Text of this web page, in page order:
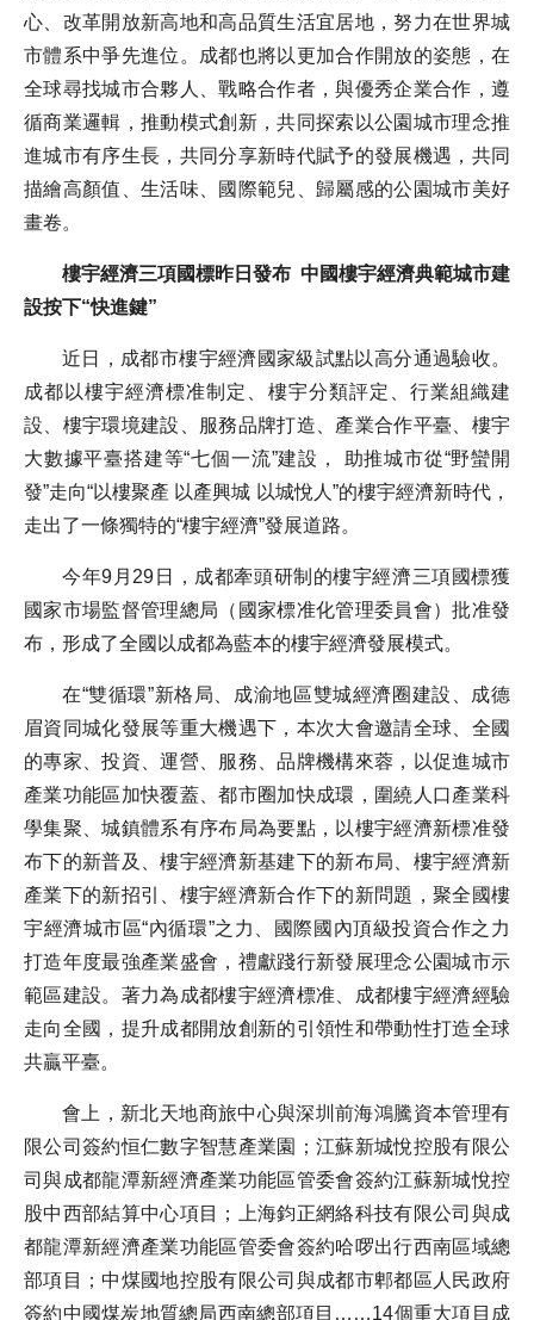
心、改革開放新高地和高品質生活宜居地，努力在世界城
市體系中爭先進位。成都也將以更加合作開放的姿態，在
全球尋找城市合夥人、戰略合作者，與優秀企業合作，遵
循商業邏輯，推動模式創新，共同探索以公園城市理念推
進城市有序生長，共同分享新時代賦予的發展機遇，共同
描繪高顏值、生活味、國際範兒、歸屬感的公園城市美好
畫卷。
樓宇經濟三項國標昨日發布 中國樓宇經濟典範城市建
設按下“快進鍵”
近日，成都市樓宇經濟國家級試點以高分通過驗收。
成都以樓宇經濟標准制定、樓宇分類評定、行業組織建
設、樓宇環境建設、服務品牌打造、產業合作平臺、樓宇
大數據平臺搭建等“七個一流”建設， 助推城市從“野蠻開
發”走向“以樓聚產 以產興城 以城悅人”的樓宇經濟新時代，
走出了一條獨特的“樓宇經濟”發展道路。
今年9月29日，成都牽頭研制的樓宇經濟三項國標獲
國家市場監督管理總局（國家標准化管理委員會）批准發
布，形成了全國以成都為藍本的樓宇經濟發展模式。
在“雙循環”新格局、成渝地區雙城經濟圈建設、成德
眉資同城化發展等重大機遇下，本次大會邀請全球、全國
的專家、投資、運營、服務、品牌機構來蓉，以促進城市
產業功能區加快覆蓋、都市圈加快成環，圍繞人口產業科
學集聚、城鎮體系有序布局為要點，以樓宇經濟新標准發
布下的新普及、樓宇經濟新基建下的新布局、樓宇經濟新
產業下的新招引、樓宇經濟新合作下的新問題，聚全國樓
宇經濟城市區“內循環”之力、國際國內頂級投資合作之力
打造年度最強產業盛會，禮獻踐行新發展理念公園城市示
範區建設。著力為成都樓宇經濟標准、成都樓宇經濟經驗
走向全國，提升成都開放創新的引領性和帶動性打造全球
共贏平臺。
會上，新北天地商旅中心與深圳前海鴻騰資本管理有
限公司簽約恒仁數字智慧產業園；江蘇新城悅控股有限公
司與成都龍潭新經濟產業功能區管委會簽約江蘇新城悅控
股中西部結算中心項目；上海鈞正網絡科技有限公司與成
都龍潭新經濟產業功能區管委會簽約哈啰出行西南區域總
部項目；中煤國地控股有限公司與成都市郫都區人民政府
簽約中國煤炭地質總局西南總部項目……14個重大項目成